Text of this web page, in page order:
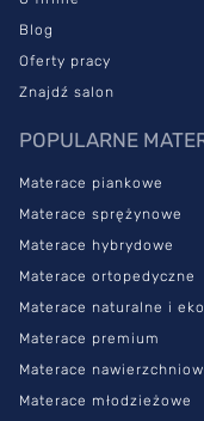
Materac z pianki
przypadku osób
się w profilaktyce
pokrowiec Coolmax
obojętna dla skóry
alergicznej. Dzianina
Materac
dlaczego
Blog
Oferty pracy
Znajdź salon
POPULARNE
Materace piankowe
Materace sprężynowe
Materace hybrydowe
Materace ortopedyczne
Materace naturalne i eko
Materace premium
Materace
Materace młodzieżowe